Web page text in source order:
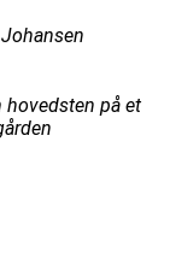
på et